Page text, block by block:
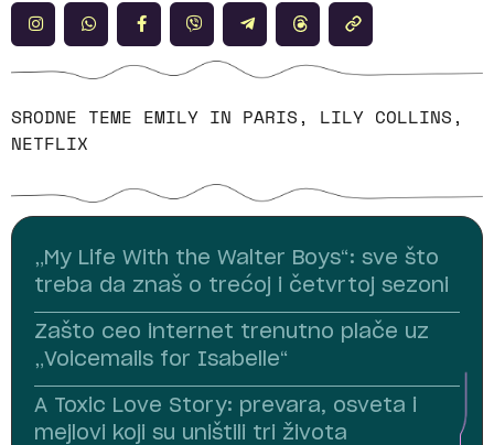
SRODNE TEME EMILY IN PARIS, LILY COLLINS,
NETFLIX
„My Life With the Walter Boys“: sve što
treba da znaš o trećoj i četvrtoj sezoni
Zašto ceo internet trenutno plače uz
„Voicemails for Isabelle“
A Toxic Love Story: prevara, osveta i
mejlovi koji su uništili tri života